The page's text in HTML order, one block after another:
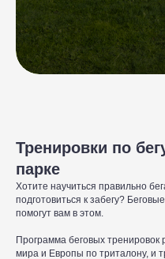
Тренировки по
парке
Хотите научиться правильно
подготовиться к забегу?
помогут вам в этом.
Программа беговых
мира и Европы по триталону, и